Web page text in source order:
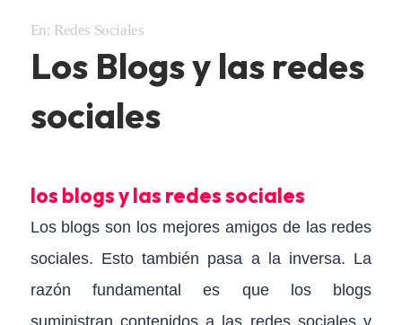
En: Redes Sociales
Los Blogs y las redes
sociales
los blogs y las redes sociales
Los blogs son los mejores amigos de las redes
sociales. Esto también pasa a la inversa. La
razón fundamental es que los blogs